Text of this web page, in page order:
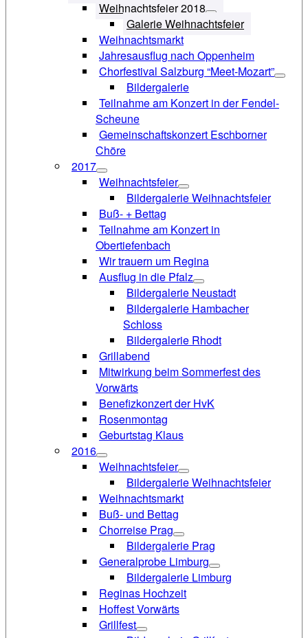
Weihnachtsfeier 2018
Galerie Weihnachtsfeier
Weihnachtsmarkt
Jahresausflug nach Oppenheim
Chorfestival Salzburg “Meet-Mozart”
Bildergalerie
Teilnahme am Konzert in der Fendel-
Scheune
Gemeinschaftskonzert Eschborner
Chöre
2017
Weihnachtsfeier
Bildergalerie Weihnachtsfeier
Buß- + Bettag
Teilnahme am Konzert in
Obertiefenbach
Wir trauern um Regina
Ausflug in die Pfalz
Bildergalerie Neustadt
Bildergalerie Hambacher
Schloss
Bildergalerie Rhodt
Grillabend
Mitwirkung beim Sommerfest des
Vorwärts
Benefizkonzert der HvK
Rosenmontag
Geburtstag Klaus
2016
Weihnachtsfeier
Bildergalerie Weihnachtsfeier
Weihnachtsmarkt
Buß- und Bettag
Chorreise Prag
Bildergalerie Prag
Generalprobe Limburg
Bildergalerie Limburg
Reginas Hochzeit
Hoffest Vorwärts
Grillfest